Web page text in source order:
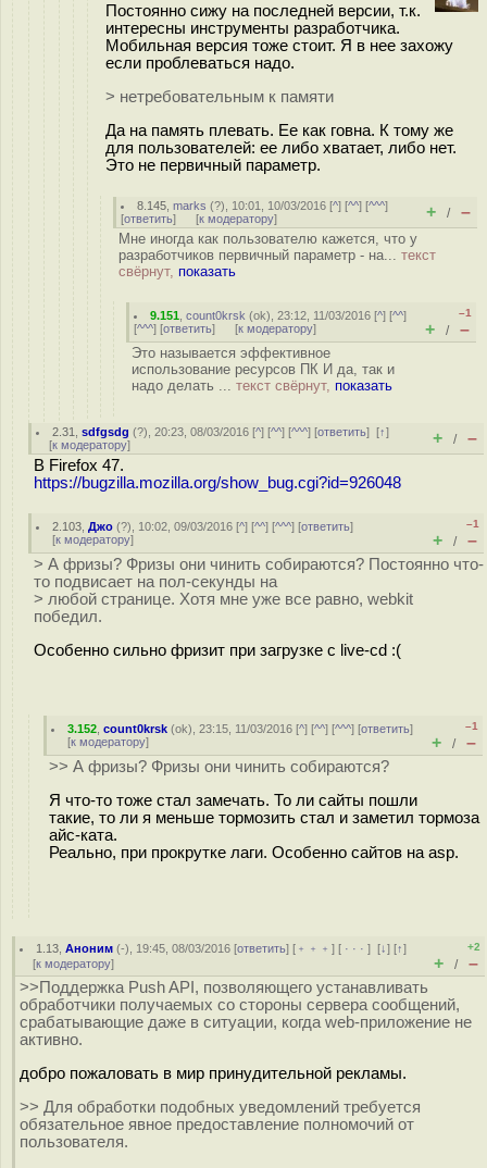
Постоянно сижу на последней версии, т.к.
интересны инструменты разработчика.
Мобильная версия тоже стоит. Я в нее захожу
если проблеваться надо.
> нетребовательным к памяти
Да на память плевать. Ее как говна. К тому же
для пользователей: ее либо хватает, либо нет.
Это не первичный параметр.
8.145 ,marks (?), 10:01, 10/03/2016 [^] [^^] [^^^]
[ответить] [к модератору] + / –
Мне иногда как пользователю кажется, что у
разработчиков первичный параметр - на... текст
свёрнут, показать
9.151 ,count0krsk (ok), 23:12, 11/03/2016 [^] [^^]
[^^^] [ответить] [к модератору]
–1
+ / –
Это называется эффективное
использование ресурсов ПК И да, так и
надо делать ... текст свёрнут, показать
2.31 ,sdfgsdg (?), 20:23, 08/03/2016 [^] [^^] [^^^] [ответить][↑]
[к модератору] + / –
В Firefox 47.
https://bugzilla.mozilla.org/show_bug.cgi?id=926048
2.103 ,Джо (?), 10:02, 09/03/2016 [^] [^^] [^^^] [ответить]
[к модератору]
–1
+ / –
> А фризы? Фризы они чинить собираются? Постоянно что-
то подвисает на пол-секунды на
> любой странице. Хотя мне уже все равно, webkit
победил.
Особенно сильно фризит при загрузке с live-cd :(
3.152 ,count0krsk (ok), 23:15, 11/03/2016 [^] [^^] [^^^] [ответить]
[к модератору]
–1
+ / –
>> А фризы? Фризы они чинить собираются?
Я что-то тоже стал замечать. То ли сайты пошли
такие, то ли я меньше тормозить стал и заметил тормоза
айс-ката.
Реально, при прокрутке лаги. Особенно сайтов на asp.
1.13 ,Аноним (-), 19:45, 08/03/2016 [ответить] [ ﹢﹢﹢] [ · · ·][↓] [↑]
[к модератору]
+2
+ / –
>>Поддержка Push API, позволяющего устанавливать
обработчики получаемых со стороны сервера сообщений,
срабатывающие даже в ситуации, когда web-приложение не
активно.
добро пожаловать в мир принудительной рекламы.
>> Для обработки подобных уведомлений требуется
обязательное явное предоставление полномочий от
пользователя.